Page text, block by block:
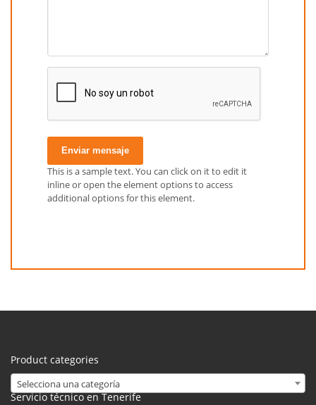
Enviar mensaje
This is a sample text. You can click on it to edit it
inline or open the element options to access
additional options for this element.
Product categories
Selecciona una categoría
Servicio técnico en Tenerife